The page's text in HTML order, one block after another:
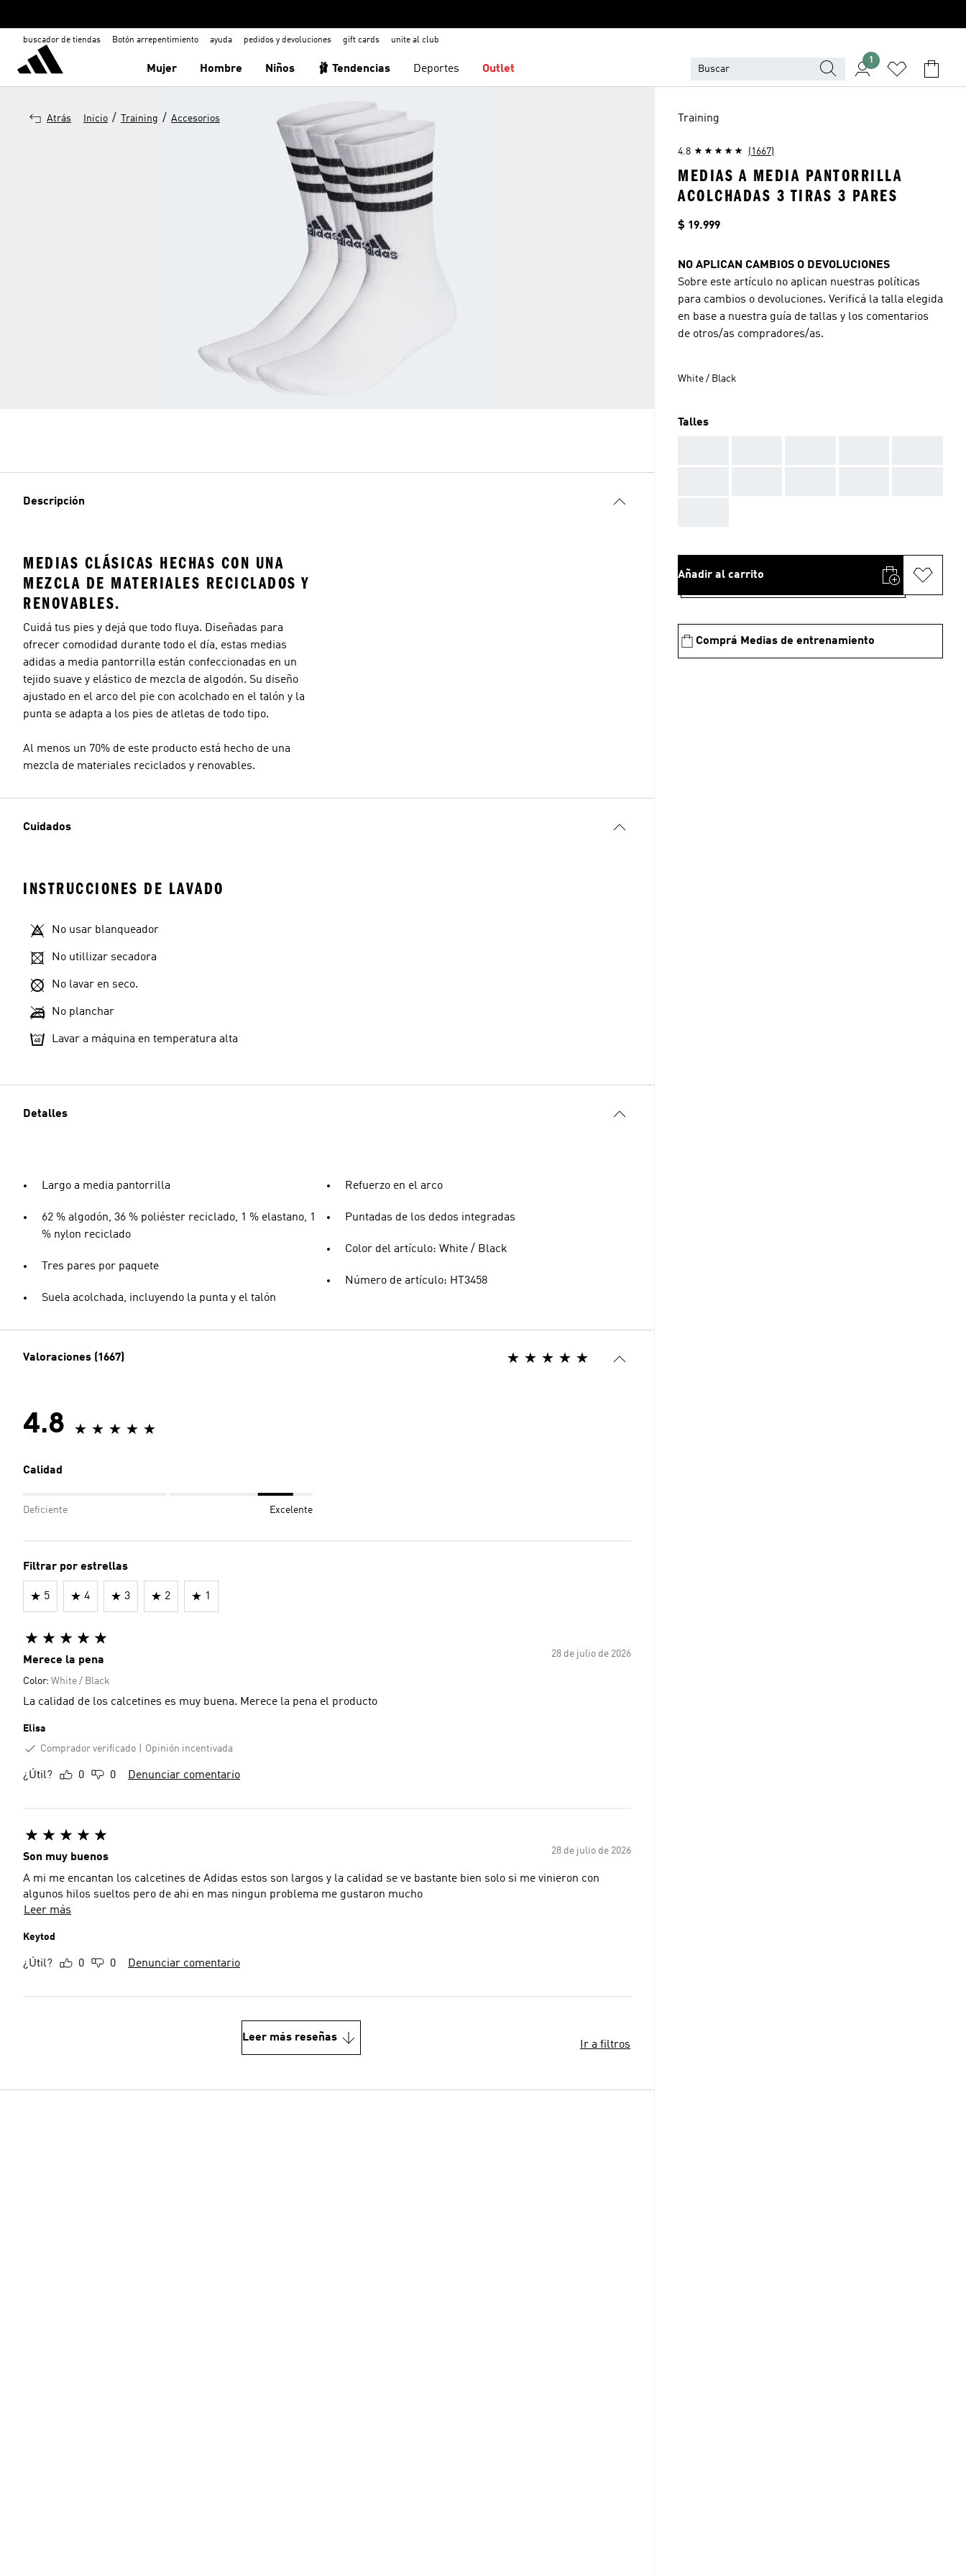
buscador de tiendas Botón arrepentimiento ayuda pedidos y devoluciones gift cards unite al club
Mujer Hombre Niños 🩰 Tendencias Deportes Outlet
1
Atrás Inicio / Training / Accesorios
Descripción
MEDIAS CLÁSICAS HECHAS CON UNA
MEZCLA DE MATERIALES RECICLADOS Y
RENOVABLES.
Cuidá tus pies y dejá que todo fluya. Diseñadas para
ofrecer comodidad durante todo el día, estas medias
adidas a media pantorrilla están confeccionadas en un
tejido suave y elástico de mezcla de algodón. Su diseño
ajustado en el arco del pie con acolchado en el talón y la
punta se adapta a los pies de atletas de todo tipo.
Al menos un 70% de este producto está hecho de una
mezcla de materiales reciclados y renovables.
Cuidados
INSTRUCCIONES DE LAVADO
No usar blanqueador
No utillizar secadora
No lavar en seco.
No planchar
Lavar a máquina en temperatura alta
Detalles
Largo a media pantorrilla
62 % algodón, 36 % poliéster reciclado, 1 % elastano, 1
% nylon reciclado
Tres pares por paquete
Suela acolchada, incluyendo la punta y el talón
Refuerzo en el arco
Puntadas de los dedos integradas
Color del artículo: White / Black
Número de artículo: HT3458
Valoraciones (1667)
4.8
Calidad
Deficiente Excelente
Filtrar por estrellas
5 4 3 2 1
28 de julio de 2026
Merece la pena
Color: White / Black
La calidad de los calcetines es muy buena. Merece la pena el producto
Elisa
Comprador verificado
Opinión incentivada
¿Útil? 0 0 Denunciar comentario
28 de julio de 2026
Son muy buenos
A mi me encantan los calcetines de Adidas estos son largos y la calidad se ve bastante bien solo si me vinieron con
algunos hilos sueltos pero de ahi en mas ningun problema me gustaron mucho
Leer más
Keytod
¿Útil? 0 0 Denunciar comentario
Leer más reseñas
Ir a filtros
Training
4.8 (1667)
MEDIAS A MEDIA PANTORRILLA
ACOLCHADAS 3 TIRAS 3 PARES
Precio
$ 19.999
NO APLICAN CAMBIOS O DEVOLUCIONES
Sobre este artículo no aplican nuestras políticas
para cambios o devoluciones. Verificá la talla elegida
en base a nuestra guía de tallas y los comentarios
de otros/as compradores/as.
White / Black
Talles
Añadir al carrito
Comprá Medias de entrenamiento